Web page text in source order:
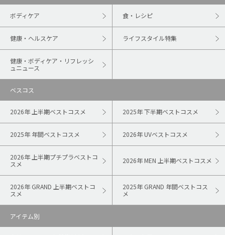
ボディケア 食・レシピ
健康・ヘルスケア ライフスタイル特集
健康・ボディケア・リフレッシ
ュニュース
ベスコス
2026年 上半期ベストコスメ 2025年 下半期ベストコスメ
2025年 年間ベストコスメ 2026年 UVベストコスメ
2026年 上半期プチプラベストコ
スメ
2026年 MEN 上半期ベストコスメ
2026年 GRAND 上半期ベストコ
スメ
2025年 GRAND 年間ベストコス
メ
アイテム別